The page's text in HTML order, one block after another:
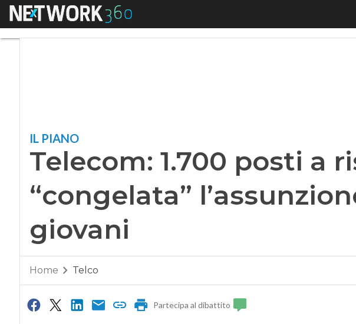
Menu
IL PIANO
Telecom: 1.700 posti a
“congelata”
giovani
Home Telco
Partecipa al dibattito